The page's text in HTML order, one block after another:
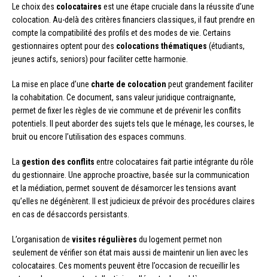
Le choix des colocataires est une étape cruciale dans la réussite d’une
colocation. Au-delà des critères financiers classiques, il faut prendre en
compte la compatibilité des profils et des modes de vie. Certains
gestionnaires optent pour des colocations thématiques (étudiants,
jeunes actifs, seniors) pour faciliter cette harmonie.
La mise en place d’une charte de colocation peut grandement faciliter
la cohabitation. Ce document, sans valeur juridique contraignante,
permet de fixer les règles de vie commune et de prévenir les conflits
potentiels. Il peut aborder des sujets tels que le ménage, les courses, le
bruit ou encore l’utilisation des espaces communs.
La gestion des conflits entre colocataires fait partie intégrante du rôle
du gestionnaire. Une approche proactive, basée sur la communication
et la médiation, permet souvent de désamorcer les tensions avant
qu’elles ne dégénèrent. Il est judicieux de prévoir des procédures claires
en cas de désaccords persistants.
L’organisation de visites régulières du logement permet non
seulement de vérifier son état mais aussi de maintenir un lien avec les
colocataires. Ces moments peuvent être l’occasion de recueillir les